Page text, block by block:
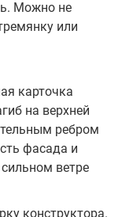
Можно не
или
карточка
на верхней
ребром
фасада и
ветре
конструктора.